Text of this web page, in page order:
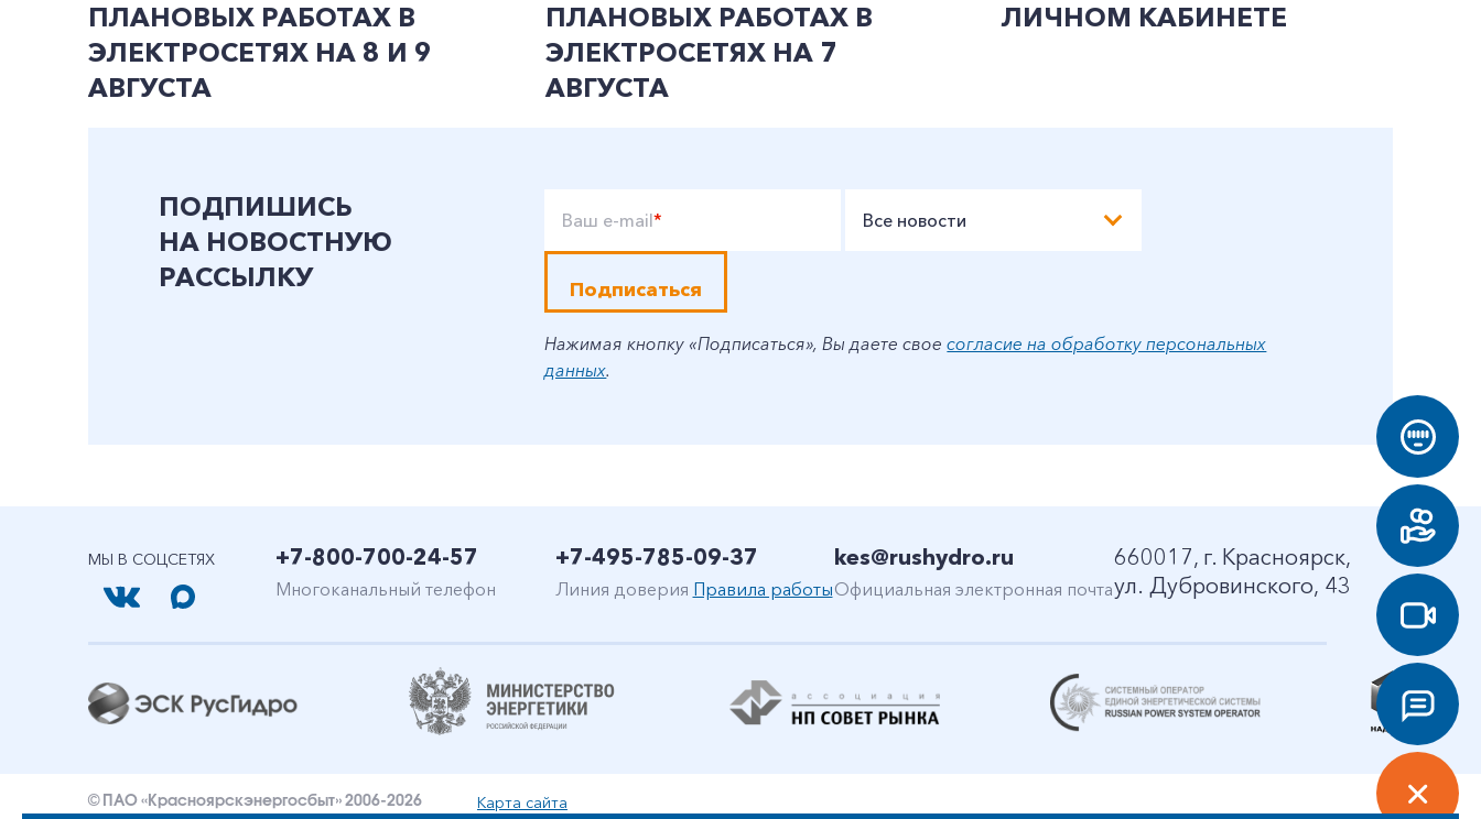
ПЛАНОВЫХ РАБОТАХ В
ЭЛЕКТРОСЕТЯХ НА 8 И 9
АВГУСТА
ПЛАНОВЫХ РАБОТАХ В
ЭЛЕКТРОСЕТЯХ НА 7
АВГУСТА
ЛИЧНОМ КАБИНЕТЕ
ПОДПИШИСЬ
НА НОВОСТНУЮ
РАССЫЛКУ
Ваш e-mail* Все новости
Подписаться
Нажимая кнопку «Подписаться», Вы даете своесогласие на обработку персональных
данных.
МЫ В СОЦСЕТЯХ +7-800-700-24-57
Многоканальный телефон
+7-495-785-09-37
Линия доверия Правила работы
kes@rushydro.ru
Официальная электронная почта
660017, г. Красноярск,
ул. Дубровинского, 43
© ПАО «Красноярскэнергосбыт» 2006-2026 Карта сайта